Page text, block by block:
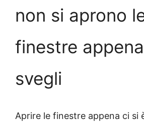
non si aprono
finestre
svegli
Aprire le finestre appena ci si